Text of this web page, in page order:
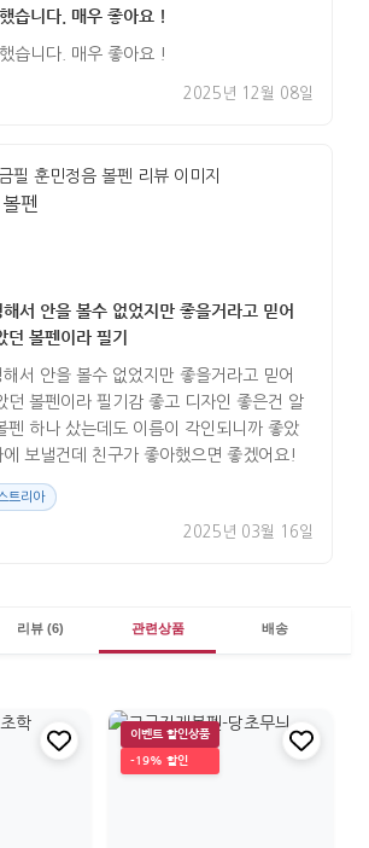
습니다. 매우 좋아요 !
습니다. 매우 좋아요 !
2025년 12월 08일
펜
서 안을 볼수 없었지만 좋을거라고 믿어
던 볼펜이라 필기
서 안을 볼수 없었지만 좋을거라고 믿어
던 볼펜이라 필기감 좋고 디자인 좋은건 알
펜 하나 샀는데도 이름이 각인되니까 좋았
보낼건데 친구가 좋아했으면 좋겠어요!
트리아
2025년 03월 16일
리뷰 (6) 관련상품 배송
이벤트 할인상품
-19% 할인